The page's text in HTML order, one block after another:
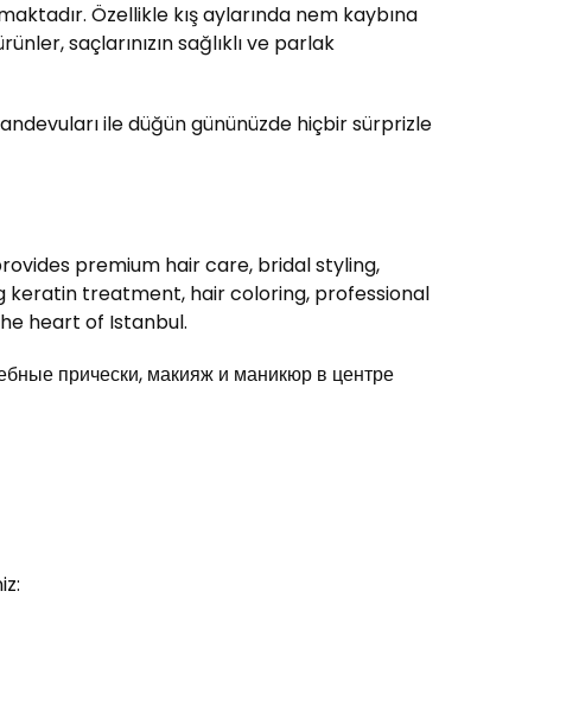
Özellikle kış aylarında nem kaybına
saçlarınızın sağlıklı ve parlak
ile düğün gününüzde hiçbir sürprizle
premium hair care, bridal styling,
keratin treatment, hair coloring, professional
heart of Istanbul.
прически, макияж и маникюр в центре